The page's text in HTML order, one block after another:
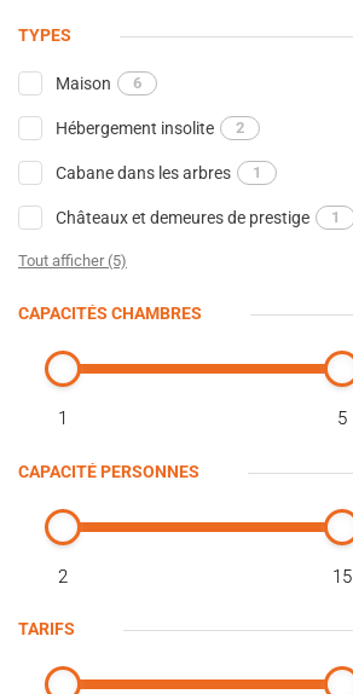
TYPES
Maison 6
Hébergement insolite 2
Cabane dans les arbres 1
Châteaux et demeures de prestige 1
Tout afficher (5)
CAPACITÉS CHAMBRES
1 5
CAPACITÉ PERSONNES
2 15
TARIFS